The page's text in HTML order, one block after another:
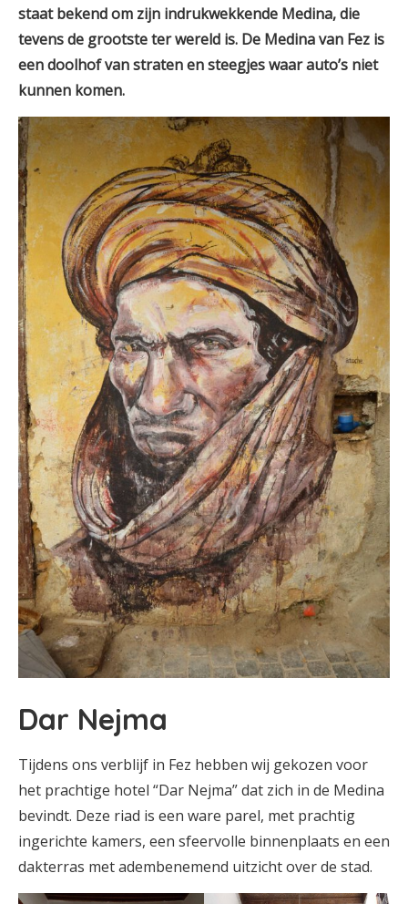
staat bekend om zijn indrukwekkende Medina, die
tevens de grootste ter wereld is. De Medina van Fez is
een doolhof van straten en steegjes waar auto’s niet
kunnen komen.
Dar Nejma
Tijdens ons verblijf in Fez hebben wij gekozen voor
het prachtige hotel “Dar Nejma” dat zich in de Medina
bevindt. Deze riad is een ware parel, met prachtig
ingerichte kamers, een sfeervolle binnenplaats en een
dakterras met adembenemend uitzicht over de stad.